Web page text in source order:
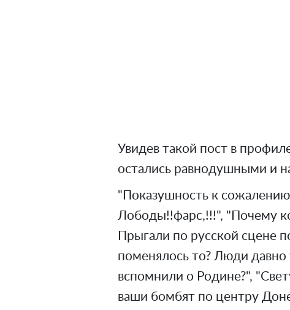
Увидев такой пост в
остались равнодушными и
"Показушность к
Лободы!!фарс,!!!", "Почему
Прыгали по русской сцене
поменялось то? Люди давно
вспомнили о Родине?",
ваши бомбят по центру